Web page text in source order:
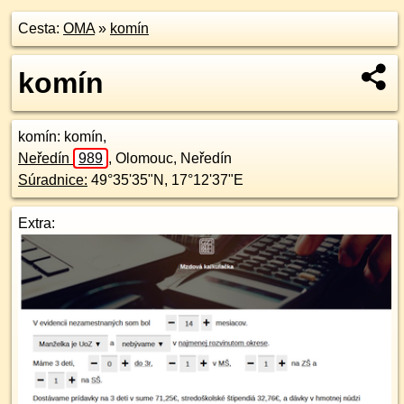
Cesta: OMA» komín
komín
komín: komín,
Neředín
989 , Olomouc, Neředín
Súradnice: 49°35'35"N , 17°12'37"E
Extra: